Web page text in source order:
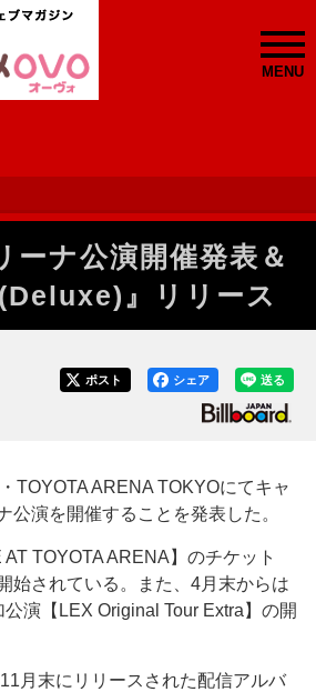
MENU
ーナ公演開催発表＆
』リリース
送る
シェア
ポスト
TOYOTA ARENA TOKYOにてキャ
公演を開催することを発表した。
TOYOTA ARENA】のチケット
始されている。また、4月末からは
演【LEX Original Tour Extra】の開
月末にリリースされた配信アルバ